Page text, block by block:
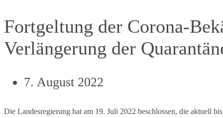
Fortgeltung der Corona-
Verlängerung der
7. August 2022
Die Landesregierung hat am 19. Juli 2022 beschlossen, die aktuell